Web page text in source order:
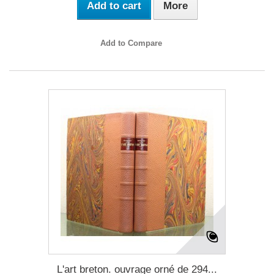
Add to cart More
Add to Compare
L'art breton. ouvrage orné de 294...